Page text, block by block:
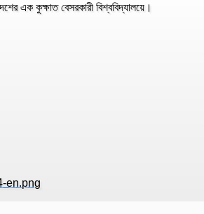
এক কুক্ষাত বেসরকারী বিশ্ববিদ্যালয়ে।